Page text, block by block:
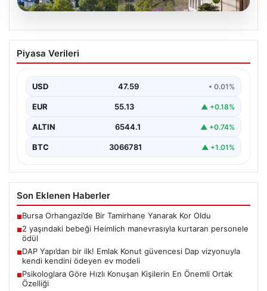
04.08.2026
DAP Yapı’dan bir ilk! Emlak Konut
güvencesi Dap vizyonuyla kendi
Piyasa Verileri
USD 47.59 • 0.01%
EUR 55.13 ▲ +0.18%
ALTIN 6544.1 ▲ +0.74%
BTC 3066781 ▲ +1.01%
Son Eklenen Haberler
■Bursa Orhangazi’de Bir Tamirhane Yanarak Kor Oldu
■2 yaşındaki bebeği Heimlich manevrasıyla kurtaran personele
ödül
■DAP Yapı’dan bir ilk! Emlak Konut güvencesi Dap vizyonuyla
kendi kendini ödeyen ev modeli
■Psikologlara Göre Hızlı Konuşan Kişilerin En Önemli Ortak
Özelliği